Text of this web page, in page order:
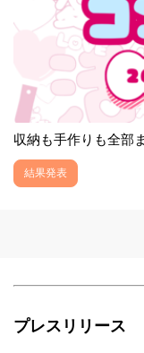
収納も手作りも全部
結果発表
プレスリリース